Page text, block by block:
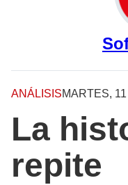
ANÁLISISMARTES,
La
repite